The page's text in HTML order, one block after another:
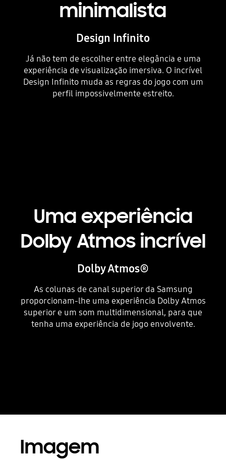
minimalista
Design Infinito
Já não tem de escolher entre elegância e uma
experiência de visualização imersiva. O incrível
Design Infinito muda as regras do jogo com um
perfil impossivelmente estreito.
Uma experiência
Dolby Atmos incrível
Dolby Atmos®
As colunas de canal superior da Samsung
proporcionam-lhe uma experiência Dolby Atmos
superior e um som multidimensional, para que
tenha uma experiência de jogo envolvente.
Imagem